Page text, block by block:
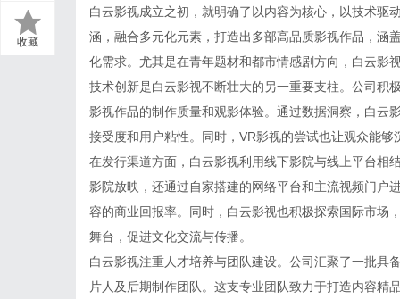
收藏
白云影视成立之初，就明确了以内容为核心，以技术驱
涵，融合多元化元素，打造出多部高品质影视作品，涵
化需求。尤其是在青年题材和都市情感剧方向，白云影
技术创新是白云影视不断壮大的另一重要支柱。公司积
影视作品的制作质量和观影体验。通过数据洞察，白云
接受度和用户粘性。同时，VR影视的尝试也让观众能
在发行渠道方面，白云影视利用线下影院与线上平台相
影院放映，还通过自家搭建的网络平台和主流视频门户
容的商业回报率。同时，白云影视也积极探索国际市场
舞台，促进文化交流与传播。
白云影视注重人才培养与团队建设。公司汇聚了一批具
片人及后期制作团队。这支专业团队致力于打造内容